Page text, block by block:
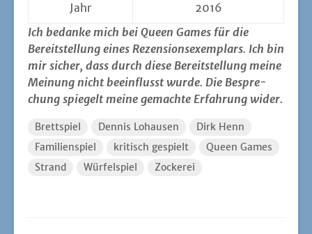
Jahr
2016
Ich bedan­ke mich bei Queen Games für die
Bereit­stel­lung eines Rezen­si­ons­exem­plars. Ich bin
mir sicher, dass durch die­se Bereit­stel­lung mei­ne
Mei­nung nicht beein­flusst wur­de. Die Bespre­
chung spie­gelt mei­ne gemach­te Erfah­rung wider.
Brettspiel Dennis Lohausen
Dirk Henn
Familienspiel
kritisch gespielt
Queen Games
Strand
Würfelspiel Zockerei